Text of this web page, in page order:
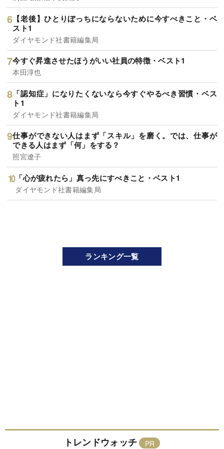
【老後】ひとりぼっちにならないために今すべきこと・ベ
スト1
ダイヤモンド社書籍編集局
今すぐ昇進させたほうがいい社員の特徴・ベスト1
本田淳也
「認知症」になりたくないなら今すぐやるべき習慣・ベス
ト1
ダイヤモンド社書籍編集局
仕事ができない人はまず「スキル」を磨く。では、仕事が
できる人はまず「何」をする？
照宮遼子
「心が疲れたら」真っ先にすべきこと・ベスト1
ダイヤモンド社書籍編集局
ランキング一覧
トレンドウォッチ